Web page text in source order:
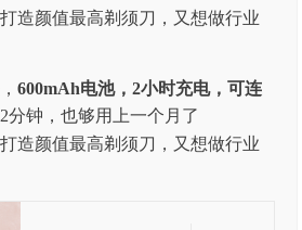
600mAh电池，2小时充电，可连
分钟，也够用上一个月了